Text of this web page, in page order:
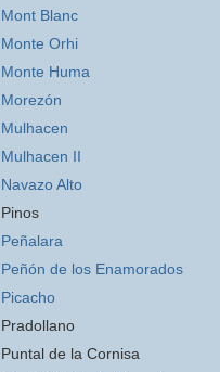
Mont Blanc
Monte Orhi
Monte Huma
Morezón
Mulhacen
Mulhacen II
Navazo Alto
Pinos
Peñalara
Peñón de los Enamorados
Picacho
Pradollano
Puntal de la Cornisa